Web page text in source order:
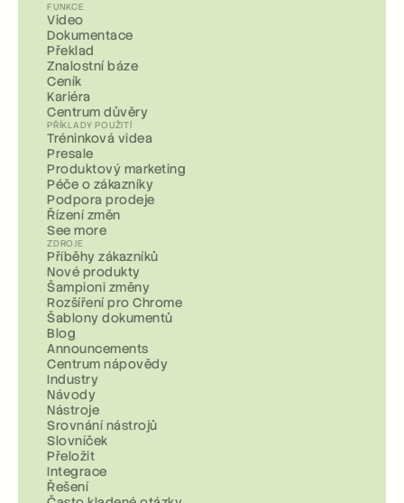
FUNKCE
Video
Dokumentace
Překlad
Znalostní báze
Ceník
Kariéra
Centrum důvěry
PŘÍKLADY POUŽITÍ
Tréninková videa
Presale
Produktový marketing
Péče o zákazníky
Podpora prodeje
Řízení změn
See more
ZDROJE
Příběhy zákazníků
Nové produkty
Šampioni změny
Rozšíření pro Chrome
Šablony dokumentů
Blog
Announcements
Centrum nápovědy
Industry
Návody
Nástroje
Srovnání nástrojů
Slovníček
Přeložit
Integrace
Řešení